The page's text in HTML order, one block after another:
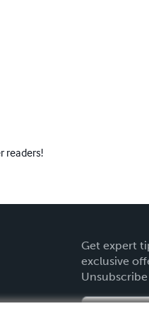
readers!
Get expert
exclusive